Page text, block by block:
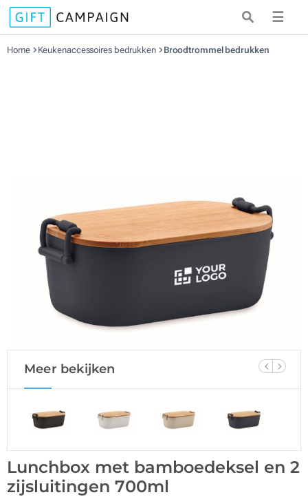
☰
Home Keukenaccessoires bedrukken Broodtrommel bedrukken
Meer bekijken
Lunchbox met bamboedeksel en 2
zijsluitingen 700ml